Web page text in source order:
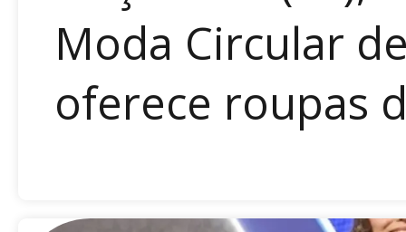
Moda Circular
oferece roupas